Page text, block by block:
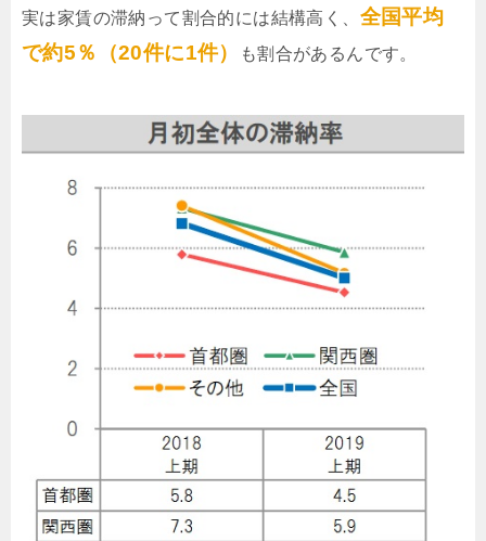
実は家賃の滞納って割合的には結構高く、 全国平均
で約5％（20件に1件）
も割合があるんです。